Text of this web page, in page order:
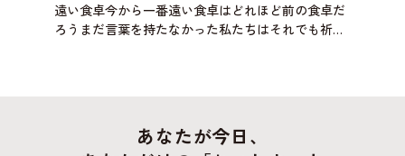
遠い食卓今から一番遠い食卓はどれほど前の食卓だ
ろうまだ言葉を持たなかった私たちはそれでも祈り
あなたが今日、